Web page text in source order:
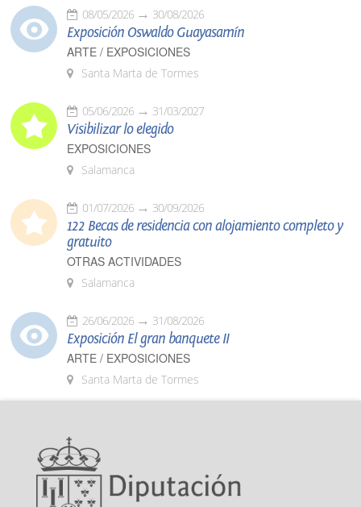
08/05/2026 30/08/2026
Exposición Oswaldo Guayasamín
ARTE / EXPOSICIONES
Santa Marta de Tormes
05/06/2026 31/03/2027
Visibilizar lo elegido
EXPOSICIONES
Salamanca
01/07/2026 30/09/2026
122 Becas de residencia con alojamiento completo y
gratuito
OTRAS ACTIVIDADES
Salamanca
26/06/2026 31/08/2026
Exposición El gran banquete II
ARTE / EXPOSICIONES
Santa Marta de Tormes